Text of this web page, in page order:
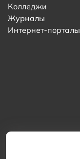
Колледжи
Журналы
Интернет-порталы